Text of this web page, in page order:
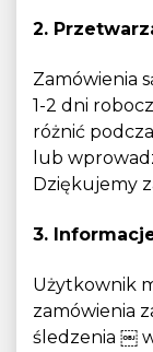
2.
Zamówienia
1-2 dni
różnić
lub
Dziękujemy
3.
Użytkownik
zamówienia
śledzenia ￼